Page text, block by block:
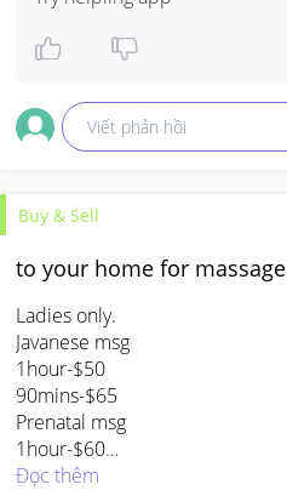
Viết phản hồi
Buy & Sell
to your home for massage
Ladies only.
Javanese msg
1hour-$50
90mins-$65
Prenatal msg
1hour-$60
90mins-$75
Đọc thêm